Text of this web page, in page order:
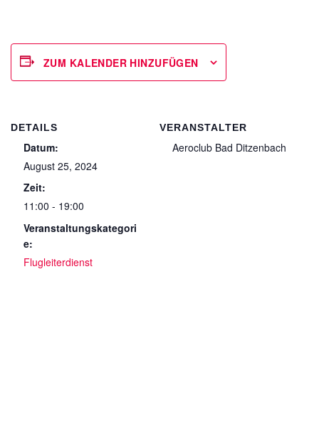
ZUM KALENDER HINZUFÜGEN
DETAILS
Datum:
August 25, 2024
Zeit:
11:00 - 19:00
Veranstaltungskategori
e:
Flugleiterdienst
VERANSTALTER
Aeroclub Bad Ditzenbach